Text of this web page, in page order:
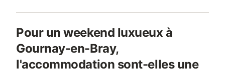
Pour un weekend luxueux à
Gournay-en-Bray,
l'accommodation sont-elles une